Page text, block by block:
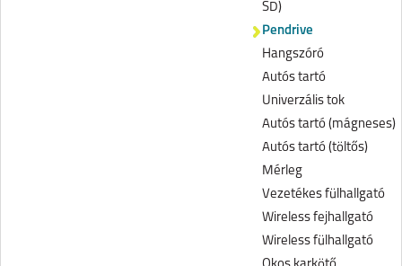
SD)
Pendrive
Hangszóró
Autós tartó
Univerzális tok
Autós tartó (mágneses)
Autós tartó (töltős)
Mérleg
Vezetékes fülhallgató
Wireless fejhallgató
Wireless fülhallgató